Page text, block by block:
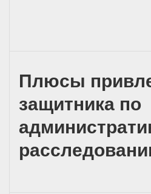
Плюсы
защитника по